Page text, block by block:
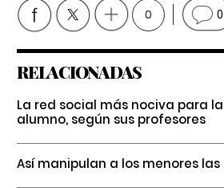
0 0
RELACIONADAS
La red social más nociva para
alumno, según sus profesores
Así manipulan a los menores